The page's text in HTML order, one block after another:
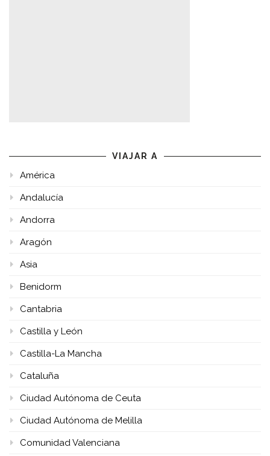
VIAJAR A
América
Andalucía
Andorra
Aragón
Asia
Benidorm
Cantabria
Castilla y León
Castilla-La Mancha
Cataluña
Ciudad Autónoma de Ceuta
Ciudad Autónoma de Melilla
Comunidad Valenciana